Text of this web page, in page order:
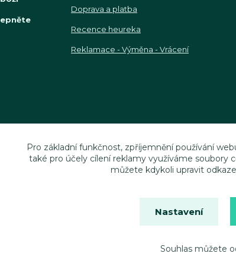
Doprava a platba
Recence heureka
Reklamace - Výměna - Vrácení
Pro základní funkčnost, zpříjemnění používání
také pro účely cílení reklamy využíváme soubory
můžete kdykoli upravit
Nastavení
Souhlas můžete